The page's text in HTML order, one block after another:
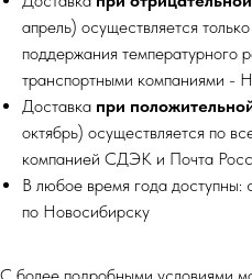
апрель) осуществляется
поддержания температурного
транспортными компаниями -
Доставка при
октябрь) осуществляется по
компанией СДЭК и Почта
В любое время года доступны:
по Новосибирску